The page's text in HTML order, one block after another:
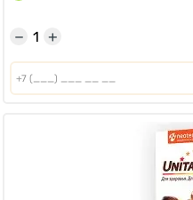
+
−